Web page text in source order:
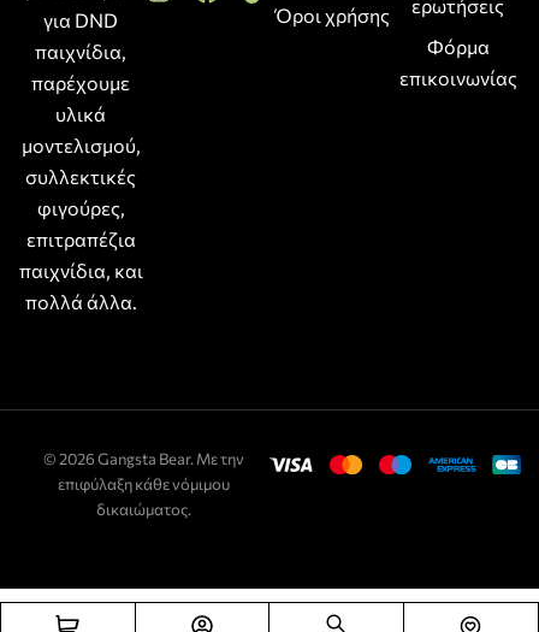
για DND
παιχνίδια,
παρέχουμε
υλικά
μοντελισμού,
συλλεκτικές
φιγούρες,
επιτραπέζια
παιχνίδια, και
πολλά άλλα.
Όροι χρήσης
ερωτήσεις
Φόρμα
επικοινωνίας
© 2026 Gangsta Bear. Με την
επιφύλαξη κάθε νόμιμου
δικαιώματος.